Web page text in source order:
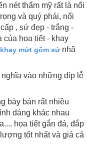
nét thẩm mỹ rất là nổi
và quý phái, nổi
, sứ đẹp - trắng -
của họa tiết - khay
khay mứt gốm sứnhã
vào những dịp lễ
bày bán rất nhiều
dáng khác nhau
họa tiết gắn đá, đắp
tốt nhất và giá cả